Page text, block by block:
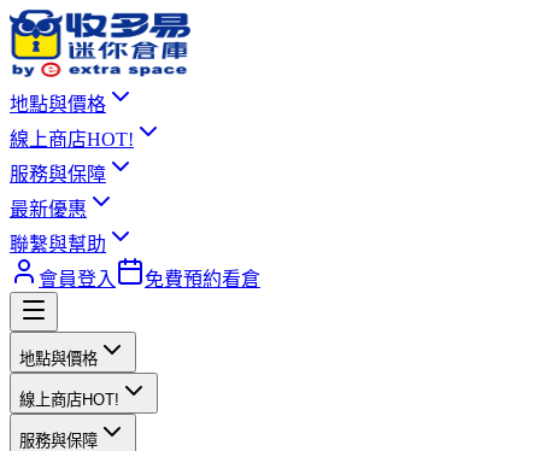
地點與價格
線上商店HOT!
服務與保障
最新優惠
聯繫與幫助
會員登入
免費預約看倉
地點與價格
線上商店HOT!
服務與保障